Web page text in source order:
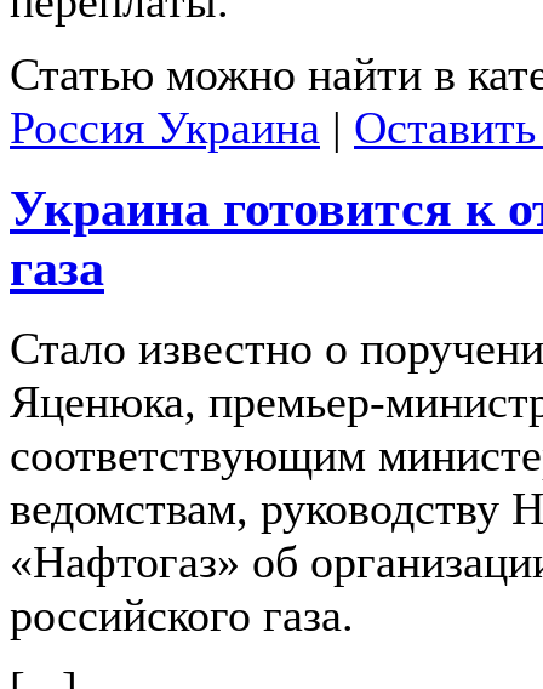
Статью можно найти в
Россия Украина |
Украина готовится к
газа
Стало известно о
Яценюка, премьер-
соответствующим
ведомствам, руководству
«Нафтогаз» об
российского газа.